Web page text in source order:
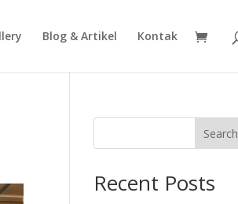
Blog & Artikel Kontak
Search
Recent Posts